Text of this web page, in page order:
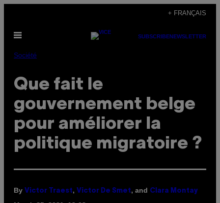
content
+ FRANÇAIS
Open
SUBSCRIBENEWSLETTER
Société
Que fait le
gouvernement belge
pour améliorer la
politique migratoire ?
By Victor Traest, Victor De Smet, and Clara Montay